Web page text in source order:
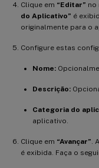
Clique em “Editar” no
do Aplicativo” é
originalmente para o
Configure estas
Nome:
Descrição:
Categoria do
aplicativo.
Clique em “Avançar”.
é exibida. Faça o